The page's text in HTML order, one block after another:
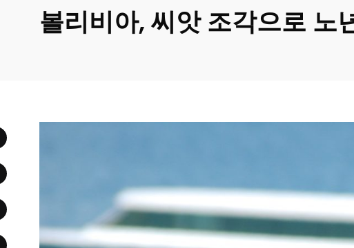
볼리비아, 씨앗 조각으로 노